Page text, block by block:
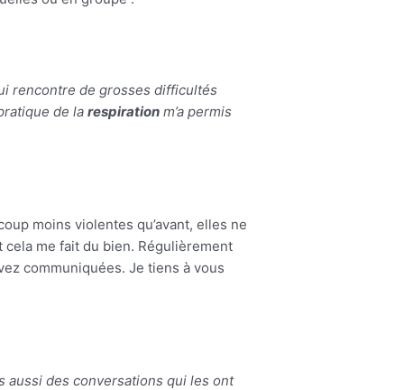
rencontre de grosses difficultés
de larespiration m’a permis
moins violentes qu’avant, elles ne
cela me fait du bien. Régulièrement
communiquées. Je tiens à vous
aussi des conversations qui les ont